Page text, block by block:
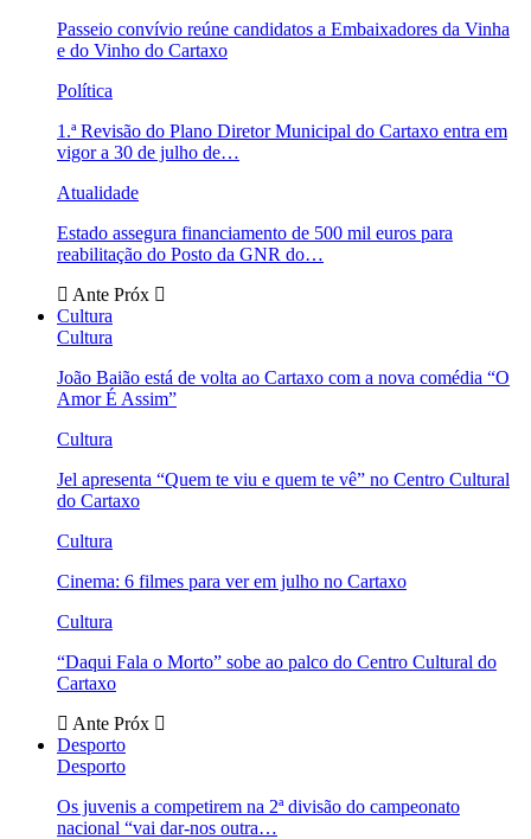
Passeio convívio reúne candidatos a Embaixadores da Vinha
e do Vinho do Cartaxo
Política
1.ª Revisão do Plano Diretor Municipal do Cartaxo entra em
vigor a 30 de julho de…
Atualidade
Estado assegura financiamento de 500 mil euros para
reabilitação do Posto da GNR do…
Ante Próx
Cultura
Cultura
João Baião está de volta ao Cartaxo com a nova comédia “O
Amor É Assim”
Cultura
Jel apresenta “Quem te viu e quem te vê” no Centro Cultural
do Cartaxo
Cultura
Cinema: 6 filmes para ver em julho no Cartaxo
Cultura
“Daqui Fala o Morto” sobe ao palco do Centro Cultural do
Cartaxo
Ante Próx
Desporto
Desporto
Os juvenis a competirem na 2ª divisão do campeonato
nacional “vai dar-nos outra…